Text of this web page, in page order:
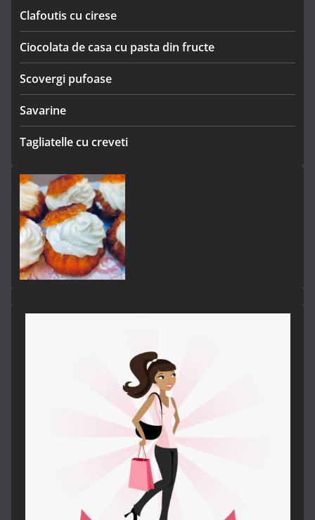
Clafoutis cu cirese
Ciocolata de casa cu pasta din fructe
Scovergi pufoase
Savarine
Tagliatelle cu creveti